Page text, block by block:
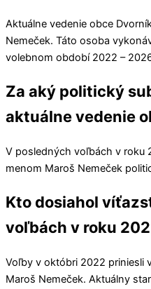
Aktuálne vedenie obce
Nemeček. Táto osoba
volebnom období 2022 –
Za aký politický
aktuálne vedenie
V posledných voľbách v roku
menom Maroš Nemeček
Kto dosiahol
voľbách v roku
Voľby v októbri 2022 priniesli
Maroš Nemeček. Aktuálny